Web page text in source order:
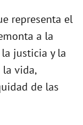
representa el
a la
justicia y la
la vida,
de las